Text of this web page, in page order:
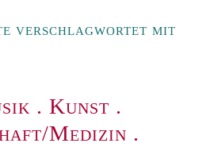
verschlagwortet mit
. Kunst .
Medizin .